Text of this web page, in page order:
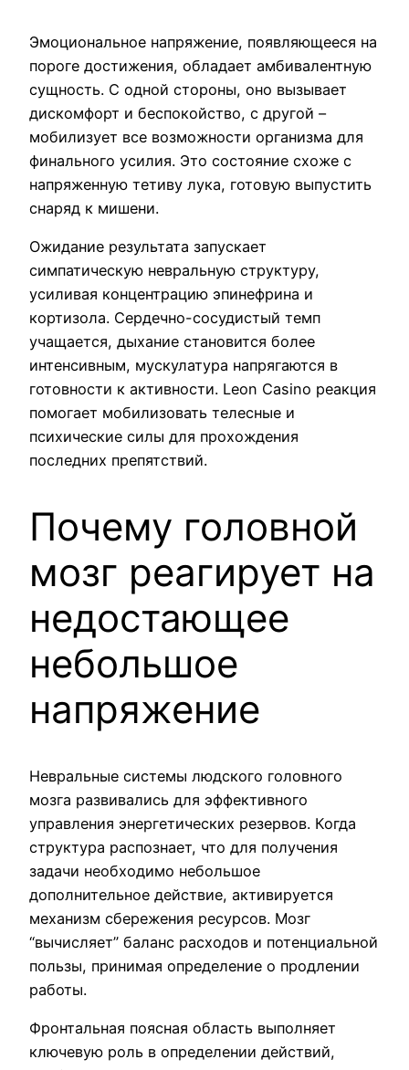
Эмоциональное напряжение, появляющееся на
пороге достижения, обладает амбивалентную
сущность. С одной стороны, оно вызывает
дискомфорт и беспокойство, с другой –
мобилизует все возможности организма для
финального усилия. Это состояние схоже с
напряженную тетиву лука, готовую выпустить
снаряд к мишени.
Ожидание результата запускает
симпатическую невральную структуру,
усиливая концентрацию эпинефрина и
кортизола. Сердечно-сосудистый темп
учащается, дыхание становится более
интенсивным, мускулатура напрягаются в
готовности к активности. Leon Casino реакция
помогает мобилизовать телесные и
психические силы для прохождения
последних препятствий.
Почему головной
мозг реагирует на
недостающее
небольшое
напряжение
Невральные системы людского головного
мозга развивались для эффективного
управления энергетических резервов. Когда
структура распознает, что для получения
задачи необходимо небольшое
дополнительное действие, активируется
механизм сбережения ресурсов. Мозг
“вычисляет” баланс расходов и потенциальной
пользы, принимая определение о продлении
работы.
Фронтальная поясная область выполняет
ключевую роль в определении действий,